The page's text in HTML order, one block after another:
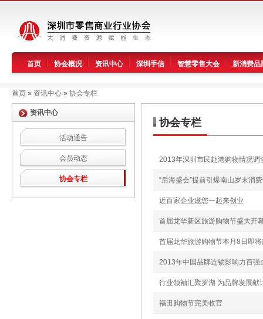
首页 协会概况 资讯中心 深圳手信 智慧零售大会 新消费品
首页 » 资讯中心 » 协会专栏
资讯中心
活动通告
会员动态
协会专栏
协会专栏
2013年深圳市民赴港购物情况调
“后海盛会”提前引爆南山岁末消
近百家企业邀您一起来创业
首届龙华新区旅游购物节盛大开
首届龙华旅游购物节本月8日即
2013年中国品牌连锁影响力百强
行业领袖汇聚罗湖 为品牌发展献
福田购物节完美收官